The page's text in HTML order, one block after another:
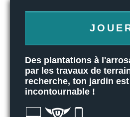
Des plantations à
par les travaux de
recherche, ton jardin
incontournable !